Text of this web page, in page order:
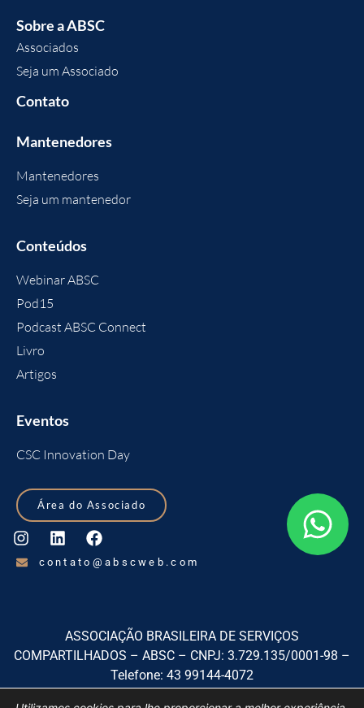
Sobre a ABSC
Associados
Seja um Associado
Contato
Mantenedores
Mantenedores
Seja um mantenedor
Conteúdos
Webinar ABSC
Pod15
Podcast ABSC Connect
Livro
Artigos
Eventos
CSC Innovation Day
Área do Associado
contato@abscweb.com
ASSOCIAÇÃO BRASILEIRA DE SERVIÇOS
COMPARTILHADOS – ABSC – CNPJ: 3.729.135/0001-98 –
Telefone: 43 99144-4072